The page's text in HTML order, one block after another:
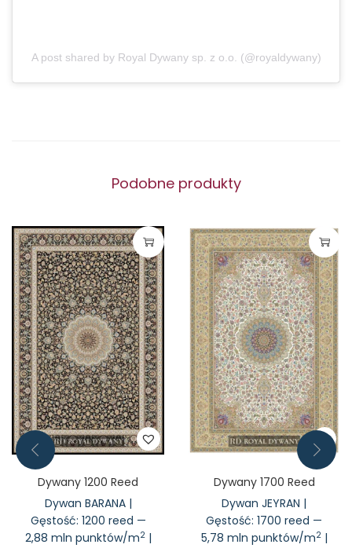
A post shared by Royal Dywany sp. z o.o. (@royaldywany)
Podobne produkty
Dywany 1200 Reed
Dywan BARANA |
Gęstość: 1200 reed —
2,88 mln punktów/m2|
Dywany 1700 Reed
Dywan JEYRAN |
Gęstość: 1700 reed —
5,78 mln punktów/m2|